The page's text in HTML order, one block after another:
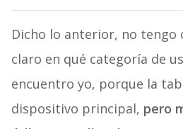
Dicho lo anterior, no tengo
claro en qué categoría de
encuentro yo, porque la
dispositivo principal, pero